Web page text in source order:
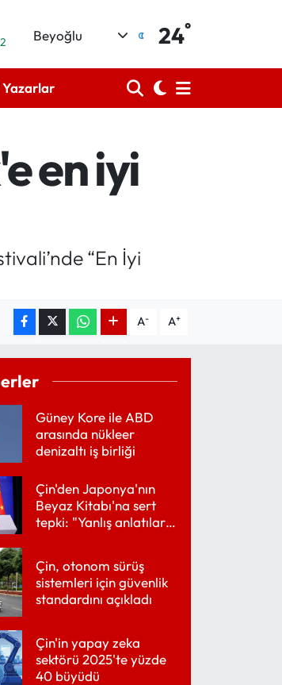
Beyoğlu 24°
Yazarlar
en iyi
“En İyi
A- A+
Güney Kore ile ABD
arasında nükleer
denizaltı iş birliği
Çin'den Japonya'nın
Beyaz Kitabı'na sert
tepki: "Yanlış anlatılarla
Çin, otonom sürüş
sistemleri için güvenlik
standardını açıkladı
Çin'in yapay zeka
sektörü 2025'te yüzde
40 büyüdü